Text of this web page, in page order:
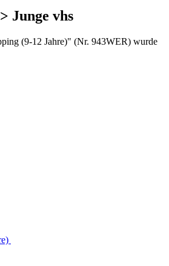
Junge vhs
(9-12 Jahre)" (Nr. 943WER) wurde